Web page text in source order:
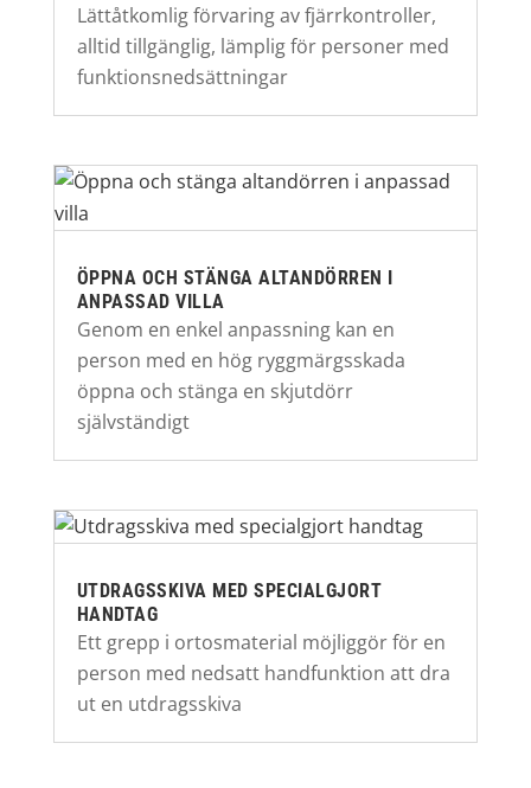
Lättåtkomlig förvaring av fjärrkontroller,
alltid tillgänglig, lämplig för personer med
funktionsnedsättningar
ÖPPNA OCH STÄNGA ALTANDÖRREN I
ANPASSAD VILLA
Genom en enkel anpassning kan en
person med en hög ryggmärgsskada
öppna och stänga en skjutdörr
självständigt
UTDRAGSSKIVA MED SPECIALGJORT
HANDTAG
Ett grepp i ortosmaterial möjliggör för en
person med nedsatt handfunktion att dra
ut en utdragsskiva